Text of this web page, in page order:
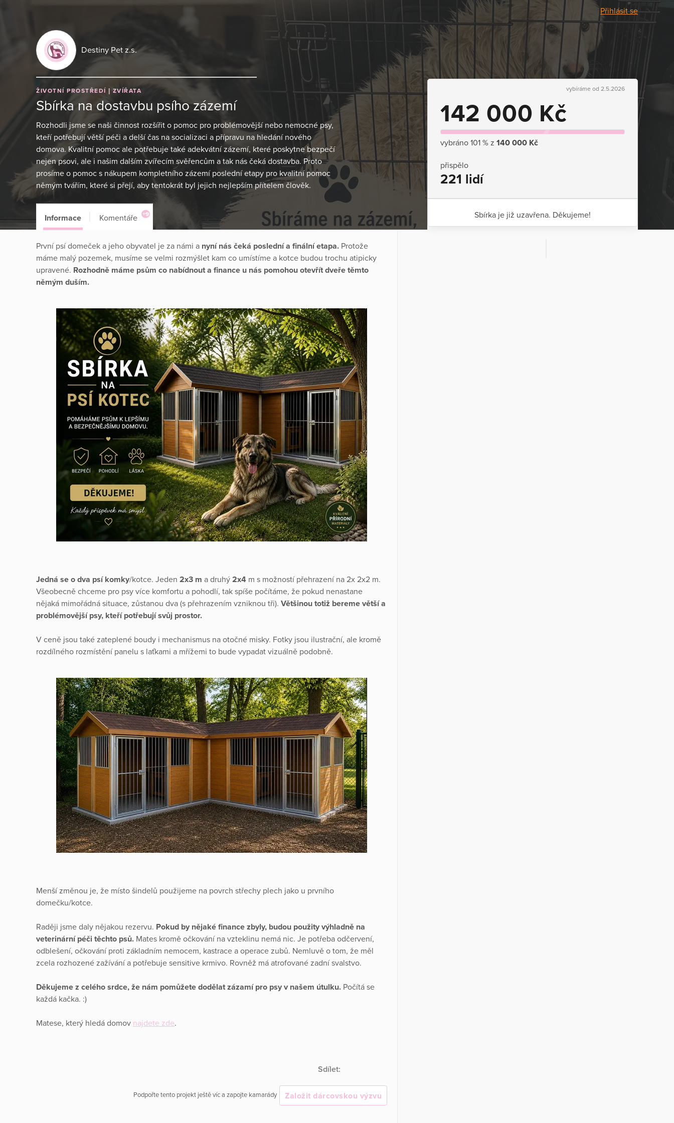
Přihlásit se
Destiny Pet z.s.
ŽIVOTNÍ PROSTŘEDÍ ZVÍŘATA
Sbírka na dostavbu psího zázemí
Rozhodli jsme se naši činnost rozšířit o pomoc pro problémovější nebo nemocné psy,
kteří potřebují větší péči a delší čas na socializaci a přípravu na hledání nového
domova. Kvalitní pomoc ale potřebuje také adekvátní zázemí, které poskytne bezpečí
nejen psovi, ale i našim dalším zvířecím svěřencům a tak nás čeká dostavba. Proto
prosíme o pomoc s nákupem kompletního zázemí poslední etapy pro kvalitní pomoc
němým tvářím, které si přejí, aby tentokrát byl jejich nejlepším přítelem člověk.
vybíráme od 2.5.2026
142 000 Kč
vybráno 101 % z 140 000 Kč
přispělo
221 lidí
Sbírka je již uzavřena. Děkujeme!
Informace Komentáře +9
První psí domeček a jeho obyvatel je za námi a nyní nás čeká poslední a finální etapa. Protože
máme malý pozemek, musíme se velmi rozmýšlet kam co umístíme a kotce budou trochu atipicky
upravené. Rozhodně máme psům co nabídnout a finance u nás pomohou otevřít dveře těmto
němým duším.
Jedná se o dva psí komky/kotce. Jeden 2x3 m a druhý 2x4 m s možností přehrazení na 2x 2x2 m.
Všeobecně chceme pro psy více komfortu a pohodlí, tak spíše počítáme, že pokud nenastane
nějaká mimořádná situace, zůstanou dva (s přehrazením vzniknou tři). Většinou totiž bereme větší a
problémovější psy, kteří potřebují svůj prostor.
V ceně jsou také zateplené boudy i mechanismus na otočné misky. Fotky jsou ilustrační, ale kromě
rozdílného rozmístění panelu s laťkami a mřížemi to bude vypadat vizuálně podobně.
Menší změnou je, že místo šindelů použijeme na povrch střechy plech jako u prvního
domečku/kotce.
Raději jsme daly nějakou rezervu. Pokud by nějaké finance zbyly, budou použity výhladně na
veterinární péči těchto psů. Mates kromě očkování na vzteklinu nemá nic. Je potřeba odčervení,
odblešení, očkování proti základním nemocem, kastrace a operace zubů. Nemluvě o tom, že měl
zcela rozhozené zažívání a potřebuje sensitive krmivo. Rovněž má atrofované zadní svalstvo.
Děkujeme z celého srdce, že nám pomůžete dodělat zázamí pro psy v našem útulku. Počítá se
každá kačka. :)
Matese, který hledá domov najdete zde.
Sdílet:
Podpořte tento projekt ještě víc a zapojte kamarády Založit dárcovskou výzvu